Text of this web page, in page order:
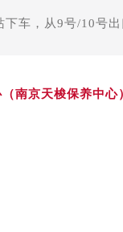
车，从9号/10号
南京天梭保养中心